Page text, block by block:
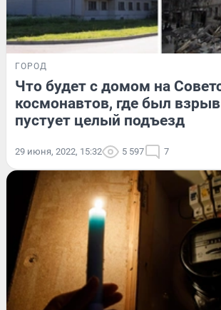
ГОРОД
Что будет с домом на
космонавтов, где был
пустует целый подъезд
29 июня, 2022, 15:32 5 597 7